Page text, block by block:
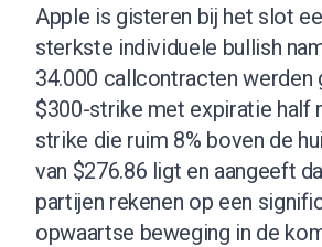
Apple is gisteren bij het slot
sterkste individuele bullish
34.000 callcontracten werden
$300-strike met expiratie half
strike die ruim 8% boven de
van $276.86 ligt en aangeeft
partijen rekenen op een
opwaartse beweging in de